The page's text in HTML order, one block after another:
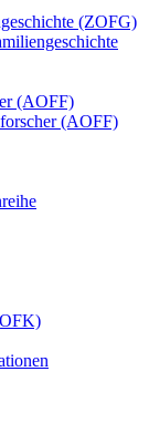
(ZOFG)
(AOFF)
(AOFF)